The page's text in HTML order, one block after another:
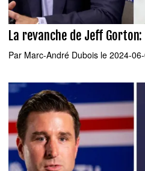
La revanche de Jeff
Par Marc-André Dubois le 2024-